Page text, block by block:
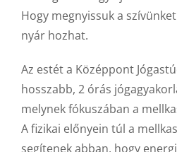
Hogy megnyissuk a
nyár hozhat.
Az estét a Középpont
hosszabb, 2 órás
melynek fókuszában a
A fizikai előnyein túl a
segítenek abban, hogy